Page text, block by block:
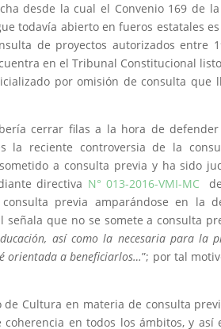
desde la cual el Convenio 169 de
todavía abierto en fueros estatales
de proyectos autorizados entre
en el Tribunal Constitucional
por omisión de consulta que
cerrar filas a la hora de
la reciente controversia de la
a consulta previa y ha sido
directiva N° 013-2016-VMI-MC
previa amparándose en la
que no se somete a consulta
así como la necesaria para la
orientada a beneficiarlos…”; por tal
de Cultura en materia de consulta
en todos los ámbitos, y